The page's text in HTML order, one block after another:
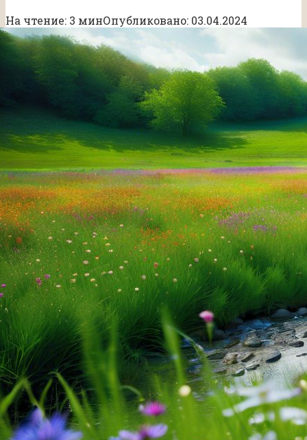
На чтение: 3 минОпубликовано: 03.04.2024